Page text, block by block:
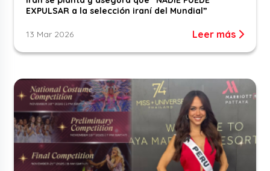
EXPULSAR a la selección iraní del Mundial”
13 Mar 2026 Leer más